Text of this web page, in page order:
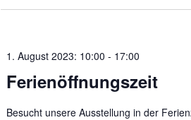
Ferienöffnungszeit
1. August 2023: 10:00 - 17:00
Besucht unsere Ausstellung in der